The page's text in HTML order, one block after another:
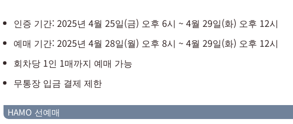
인증 기간: 2025년 4월 25일(금) 오후 6시 ~ 4월 29일(화) 오후 12시
예매 기간: 2025년 4월 28일(월) 오후 8시 ~ 4월 29일(화) 오후 12시
회차당 1인 1매까지 예매 가능
무통장 입금 결제 제한
HAMO 선예매